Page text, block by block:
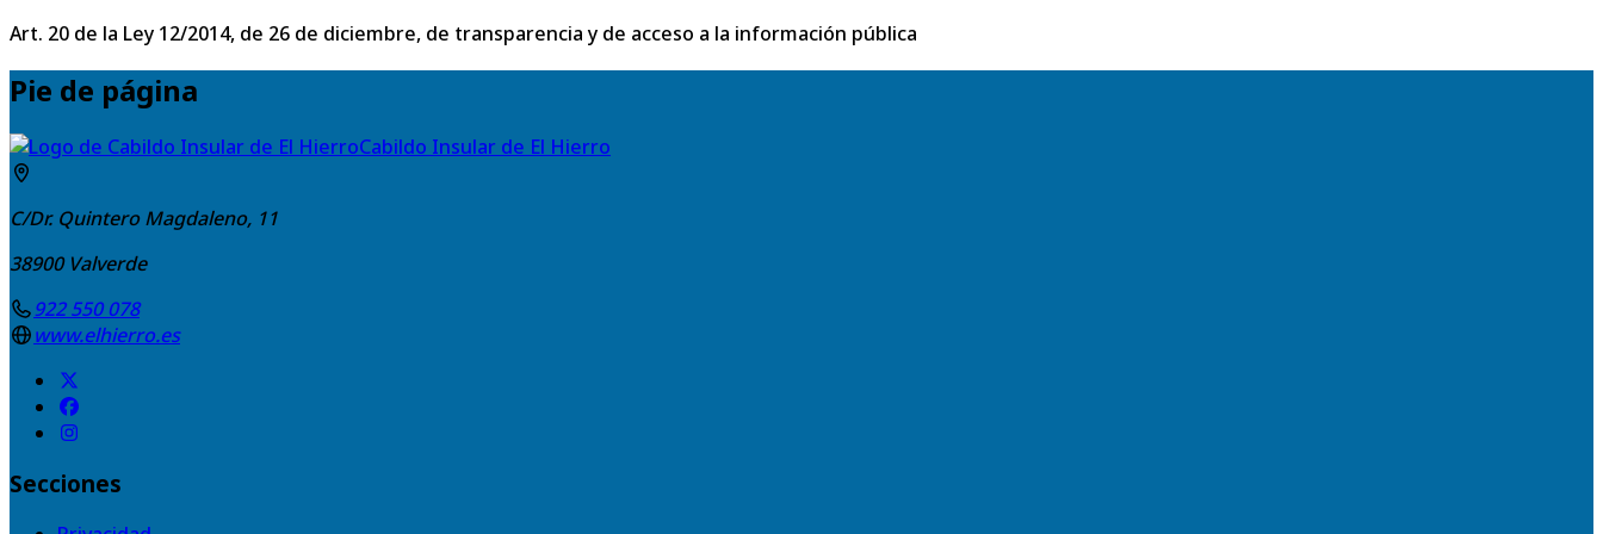
Art. 20 de la Ley 12/2014, de 26 de diciembre, de transparencia y de acceso a la información pública
Pie de página
Cabildo Insular de El Hierro
C/Dr. Quintero Magdaleno, 11
38900 Valverde
922 550 078
www.elhierro.es
Secciones